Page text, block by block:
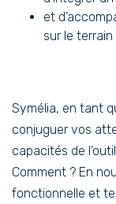
et
sur le
Symélia, en tant
conjuguer vos
capacités de
Comment ? En
fonctionnelle et